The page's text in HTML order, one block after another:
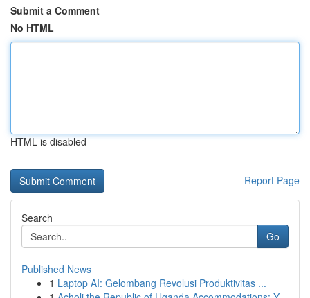
Submit a Comment
No HTML
HTML is disabled
Report Page
Search
Go
Published News
1 Laptop AI: Gelombang Revolusi Produktivitas ...